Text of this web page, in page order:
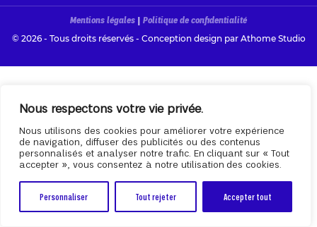
Nous respectons votre vie privée.
Nous utilisons des cookies pour améliorer votre expérience
de navigation, diffuser des publicités ou des contenus
personnalisés et analyser notre trafic. En cliquant sur « Tout
accepter », vous consentez à notre utilisation des cookies.
Personnaliser Tout rejeter Accepter tout
Mentions légales | Politique de confidentialité
© 2026 - Tous droits réservés - Conception design par Athome Studio